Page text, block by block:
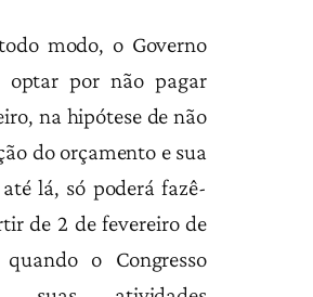
modo, o Governo
optar por não pagar
na hipótese de não
do orçamento e sua
lá, só poderá fazê-
de 2 de fevereiro de
o Congresso